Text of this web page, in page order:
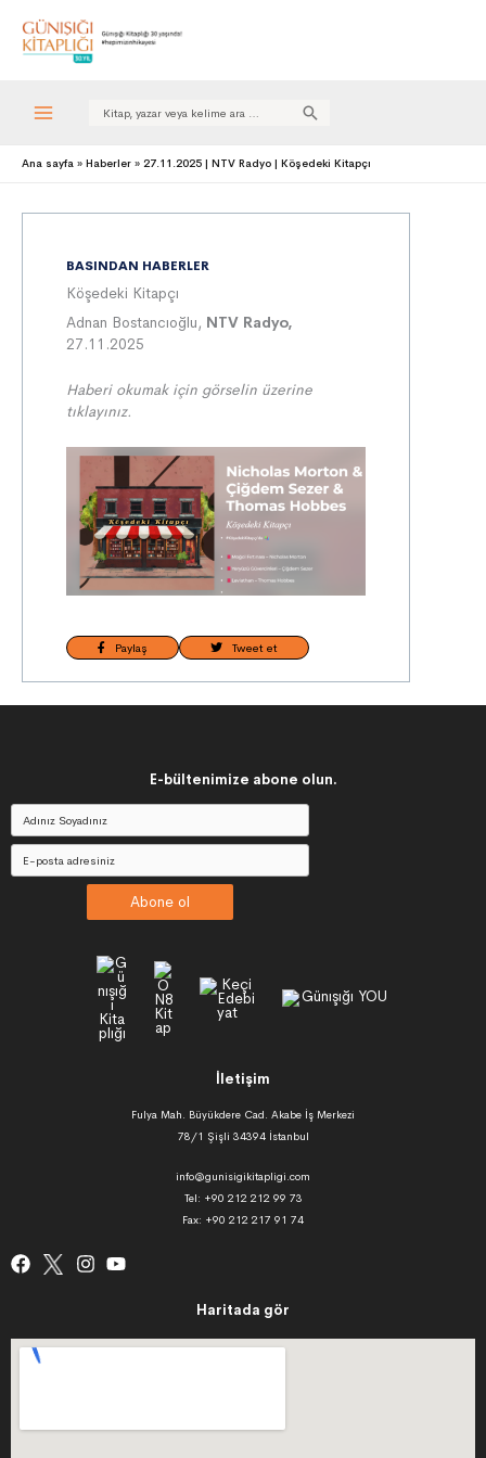
Search
Ana sayfa Haberler 27.11.2025 | NTV Radyo | Köşedeki Kitapçı
BASINDAN HABERLER
Köşedeki Kitapçı
Adnan Bostancıoğlu, NTV Radyo,
27.11.2025
Haberi okumak için görselin üzerine
tıklayınız.
Paylaş Tweet et
E-bültenimize abone olun.
Abone ol
İletişim
Fulya Mah. Büyükdere Cad. Akabe İş Merkezi
78/1 Şişli 34394 İstanbul
info@gunisigikitapligi.com
Tel: +90 212 212 99 73
Fax: +90 212 217 91 74
Haritada gör